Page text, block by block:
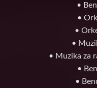
•
•
•
•
• Muzika za
•
•